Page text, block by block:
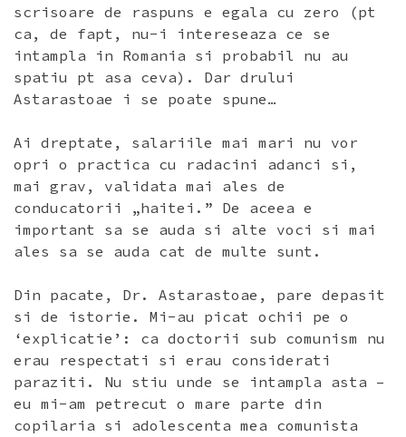
scrisoare de raspuns e egala cu zero (pt
ca, de fapt, nu-i intereseaza ce se
intampla in Romania si probabil nu au
spatiu pt asa ceva). Dar drului
Astarastoae i se poate spune…
Ai dreptate, salariile mai mari nu vor
opri o practica cu radacini adanci si,
mai grav, validata mai ales de
conducatorii „haitei.” De aceea e
important sa se auda si alte voci si mai
ales sa se auda cat de multe sunt.
Din pacate, Dr. Astarastoae, pare depasit
si de istorie. Mi-au picat ochii pe o
‘explicatie’: ca doctorii sub comunism nu
erau respectati si erau considerati
paraziti. Nu stiu unde se intampla asta –
eu mi-am petrecut o mare parte din
copilaria si adolescenta mea comunista